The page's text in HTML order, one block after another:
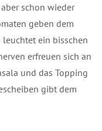
schon wieder
geben dem
ein bisschen
erfreuen sich an
und das Topping
gibt dem